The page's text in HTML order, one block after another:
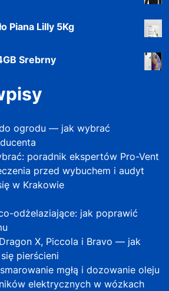
Piana Lilly 5Kg
Srebrny
ogrodu — jak wybrać
poradnik ekspertów Pro-Vent
przed wybuchem i audyt
w Krakowie
odżelaziające: jak poprawić
X, Piccola i Bravo — jak
pierścieni
mgłą i dozowanie oleju
elektrycznych w wózkach